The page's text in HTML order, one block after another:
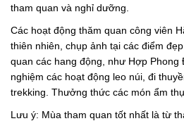
tham quan và nghỉ dưỡng.
Các hoạt động thăm quan công viên
thiên nhiên, chụp ảnh tại các điểm
quan các hang động, như Hợp
nghiệm các hoạt động leo núi, đi
trekking. Thưởng thức các món ẩm
Lưu ý: Mùa tham quan tốt nhất là từ